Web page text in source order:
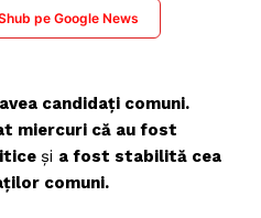
pe Google News
candidaţi comuni.
miercuri că au fost
și a fost stabilită cea
comuni.